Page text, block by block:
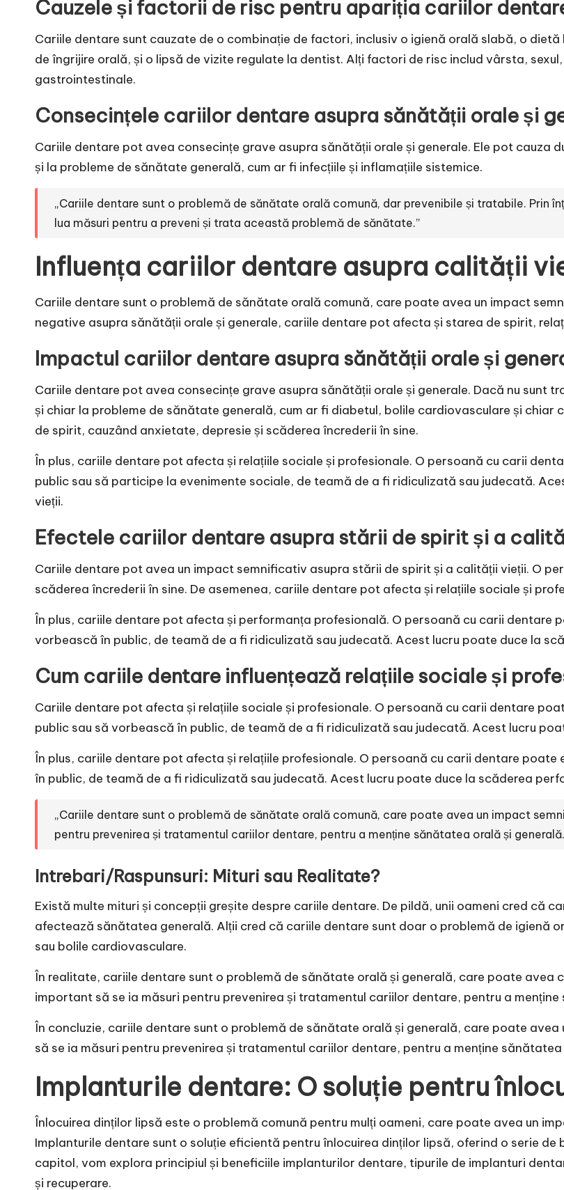
Cauzele și factorii de risc pentru apariția cariilor
Cariile dentare sunt cauzate de o combinație de factori, inclusiv o igienă orală slabă, o
de îngrijire orală, și o lipsă de vizite regulate la dentist. Alți factori de risc includ vârsta,
gastrointestinale.
Consecințele cariilor dentare asupra sănătății orale și
Cariile dentare pot avea consecințe grave asupra sănătății orale și generale. Ele pot cauza
și la probleme de sănătate generală, cum ar fi infecțiile și inflamațiile sistemice.
„Cariile dentare sunt o problemă de sănătate orală comună, dar prevenibile și tratabile. Prin
lua măsuri pentru a preveni și trata această problemă de sănătate.”
Influența cariilor dentare asupra calității
Cariile dentare sunt o problemă de sănătate orală comună, care poate avea un impact
negative asupra sănătății orale și generale, cariile dentare pot afecta și starea de spirit,
Impactul cariilor dentare asupra sănătății orale și
Cariile dentare pot avea consecințe grave asupra sănătății orale și generale. Dacă nu sunt
și chiar la probleme de sănătate generală, cum ar fi diabetul, bolile cardiovasculare și
de spirit, cauzând anxietate, depresie și scăderea încrederii în sine.
În plus, cariile dentare pot afecta și relațiile sociale și profesionale. O persoană cu carii
public sau să participe la evenimente sociale, de teamă de a fi ridiculizată sau judecată.
vieții.
Efectele cariilor dentare asupra stării de spirit și a
Cariile dentare pot avea un impact semnificativ asupra stării de spirit și a calității vieții. O
scăderea încrederii în sine. De asemenea, cariile dentare pot afecta și relațiile sociale și
În plus, cariile dentare pot afecta și performanța profesională. O persoană cu carii
vorbească în public, de teamă de a fi ridiculizată sau judecată. Acest lucru poate duce la
Cum cariile dentare influențează relațiile sociale și
Cariile dentare pot afecta și relațiile sociale și profesionale. O persoană cu carii dentare
public sau să vorbească în public, de teamă de a fi ridiculizată sau judecată. Acest lucru
În plus, cariile dentare pot afecta și relațiile profesionale. O persoană cu carii dentare
în public, de teamă de a fi ridiculizată sau judecată. Acest lucru poate duce la scăderea
„Cariile dentare sunt o problemă de sănătate orală comună, care poate avea un impact
pentru prevenirea și tratamentul cariilor dentare, pentru a menține sănătatea orală și
Intrebari/Raspunsuri: Mituri sau Realitate?
Există multe mituri și concepții greșite despre cariile dentare. De pildă, unii oameni cred că
afectează sănătatea generală. Alții cred că cariile dentare sunt doar o problemă de igienă
sau bolile cardiovasculare.
În realitate, cariile dentare sunt o problemă de sănătate orală și generală, care poate avea
important să se ia măsuri pentru prevenirea și tratamentul cariilor dentare, pentru a
În concluzie, cariile dentare sunt o problemă de sănătate orală și generală, care poate
să se ia măsuri pentru prevenirea și tratamentul cariilor dentare, pentru a menține
Implanturile dentare: O soluție pentru
Înlocuirea dinților lipsă este o problemă comună pentru mulți oameni, care poate avea un
Implanturile dentare sunt o soluție eficientă pentru înlocuirea dinților lipsă, oferind o serie
capitol, vom explora principiul și beneficiile implanturilor dentare, tipurile de implanturi
și recuperare.